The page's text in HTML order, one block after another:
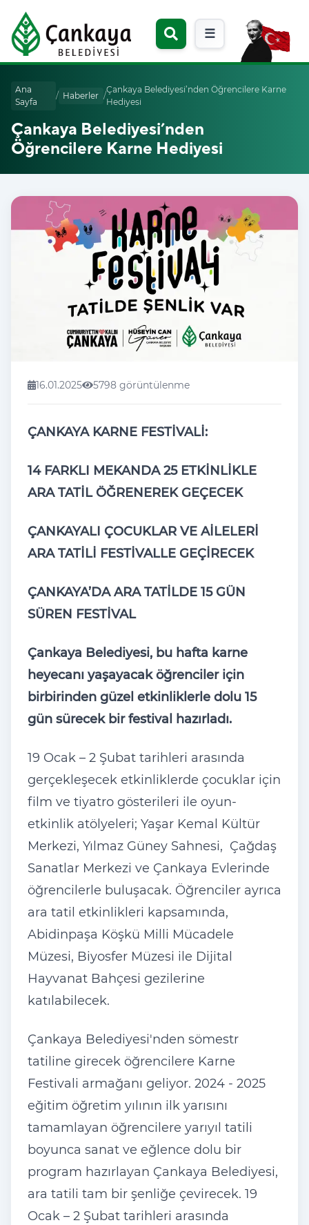
☰
Ana
Sayfa
/ Haberler /
Çankaya Belediyesi’nden Öğrencilere Karne
Hediyesi
Çankaya Belediyesi’nden
Öğrencilere Karne Hediyesi
16.01.2025 5798 görüntülenme
ÇANKAYA KARNE FESTİVALİ:
14 FARKLI MEKANDA 25 ETKİNLİKLE
ARA TATİL ÖĞRENEREK GEÇECEK
ÇANKAYALI ÇOCUKLAR VE AİLELERİ
ARA TATİLİ FESTİVALLE GEÇİRECEK
ÇANKAYA’DA ARA TATİLDE 15 GÜN
SÜREN FESTİVAL
Çankaya Belediyesi, bu hafta karne
heyecanı yaşayacak öğrenciler için
birbirinden güzel etkinliklerle dolu 15
gün sürecek bir festival hazırladı.
19 Ocak – 2 Şubat tarihleri arasında
gerçekleşecek etkinliklerde çocuklar için
film ve tiyatro gösterileri ile oyun-
etkinlik atölyeleri; Yaşar Kemal Kültür
Merkezi, Yılmaz Güney Sahnesi, Çağdaş
Sanatlar Merkezi ve Çankaya Evlerinde
öğrencilerle buluşacak. Öğrenciler ayrıca
ara tatil etkinlikleri kapsamında,
Abidinpaşa Köşkü Milli Mücadele
Müzesi, Biyosfer Müzesi ile Dijital
Hayvanat Bahçesi gezilerine
katılabilecek.
Çankaya Belediyesi'nden sömestr
tatiline girecek öğrencilere Karne
Festivali armağanı geliyor. 2024 - 2025
eğitim öğretim yılının ilk yarısını
tamamlayan öğrencilere yarıyıl tatili
boyunca sanat ve eğlence dolu bir
program hazırlayan Çankaya Belediyesi,
ara tatili tam bir şenliğe çevirecek. 19
Ocak – 2 Şubat tarihleri arasında